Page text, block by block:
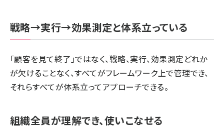
戦略→実行→効果測定と体系立っている
「顧客を見て終了」ではなく、戦略、実行、効果測定どれか
が欠けることなく、すべてがフレームワーク上で管理でき、
それらすべてが体系立ってアプローチできる。
組織全員が理解でき、使いこなせる